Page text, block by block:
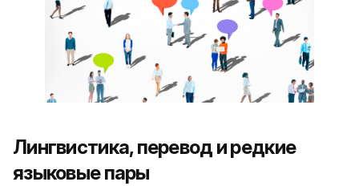
Лингвистика, перевод и редкие
языковые пары